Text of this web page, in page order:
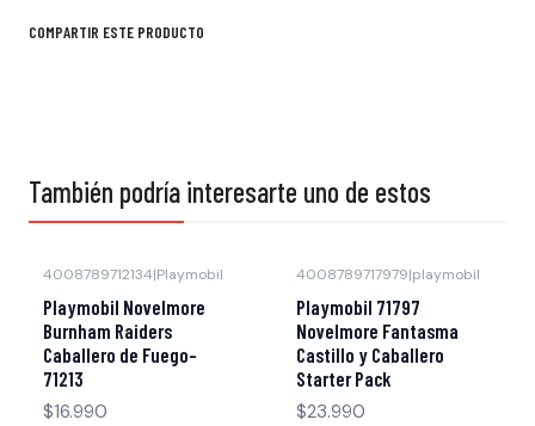
COMPARTIR ESTE PRODUCTO
También podría interesarte uno de estos
4008789712134|Playmobil
Playmobil Novelmore
Burnham Raiders
Caballero de Fuego-
71213
$16.990
4008789717979|playmobil
Playmobil 71797
Novelmore Fantasma
Castillo y Caballero
Starter Pack
$23.990